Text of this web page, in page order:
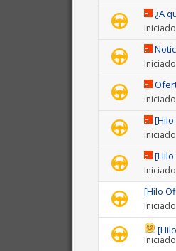
¿A
[Hilo
[Hilo